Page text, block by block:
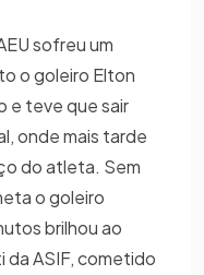
sofreu um
o goleiro Elton
e teve que sair
onde mais tarde
do atleta. Sem
o goleiro
brilhou ao
ASIF, cometido